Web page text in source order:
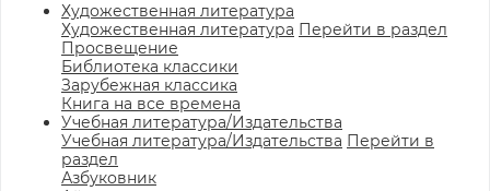
Художественная литература
Художественная литература Перейти в раздел
Просвещение
Библиотека классики
Зарубежная классика
Книга на все времена
Учебная литература/Издательства
Учебная литература/Издательства Перейти в
раздел
Азбуковник